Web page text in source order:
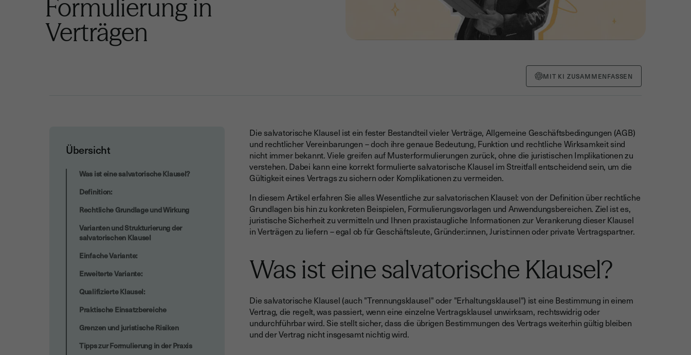
Formulierung in
Verträgen
MIT KI ZUSAMMENFASSEN
Übersicht
Häufige Irrtümer über die salvatorische
Was ist eine salvatorische Klausel?
Definition:
Rechtliche Grundlage und Wirkung
Varianten und Strukturierung der
salvatorischen Klausel
Einfache Variante:
Erweiterte Variante:
Qualifizierte Klausel:
Praktische Einsatzbereiche
Grenzen und juristische Risiken
Tipps zur Formulierung in der Praxis
Die salvatorische Klausel ist ein fester Bestandteil vieler Verträge, Allgemeine Geschäftsbedingungen (AGB)
und rechtlicher Vereinbarungen – doch ihre genaue Bedeutung, Funktion und rechtliche Wirksamkeit sind
nicht immer bekannt. Viele greifen auf Musterformulierungen zurück, ohne die juristischen Implikationen zu
verstehen. Dabei kann eine korrekt formulierte salvatorische Klausel im Streitfall entscheidend sein, um die
Gültigkeit eines Vertrags zu sichern oder Komplikationen zu vermeiden.
In diesem Artikel erfahren Sie alles Wesentliche zur salvatorischen Klausel: von der Definition über rechtliche
Grundlagen bis hin zu konkreten Beispielen, Formulierungsvorlagen und Anwendungsbereichen. Ziel ist es,
juristische Sicherheit zu vermitteln und Ihnen praxistaugliche Informationen zur Verankerung dieser Klausel
in Verträgen zu liefern – egal ob für Geschäftsleute, Gründer:innen, Jurist:innen oder private Vertragspartner.
Was ist eine salvatorische Klausel?
Die salvatorische Klausel (auch "Trennungsklausel" oder "Erhaltungsklausel") ist eine Bestimmung in einem
Vertrag, die regelt, was passiert, wenn eine einzelne Vertragsklausel unwirksam, rechtswidrig oder
undurchführbar wird. Sie stellt sicher, dass die übrigen Bestimmungen des Vertrags weiterhin gültig bleiben
und der Vertrag nicht insgesamt nichtig wird.